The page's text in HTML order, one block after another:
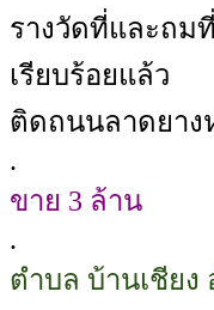
รางวัดที่และถม
เรียบร้อยแล้ว
ติดถนนลาดยา
.
ขาย 3 ล้าน
.
ตำบล บ้านเชียง